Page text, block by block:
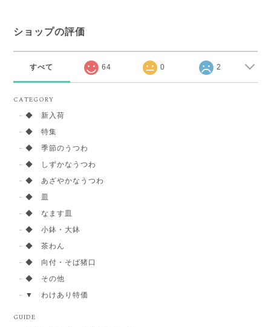
ショップの評価
すべて 64 0 2
CATEGORY
◆ 新入荷
◆ 特集
◆ 季節のうつわ
◆ しずかなうつわ
◆ あざやかなうつわ
◆ 皿
◆ なます皿
◆ 小鉢・大鉢
◆ 茶わん
◆ 向付・そば猪口
◆ その他
▼ わけあり特価
GUIDE